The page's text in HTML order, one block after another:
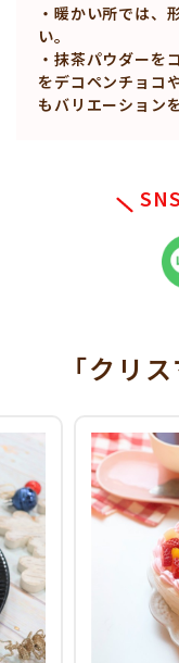
・暖かい所では、
い。
・抹茶パウダーを
をデコペンチョコ
もバリエーション
「クリス